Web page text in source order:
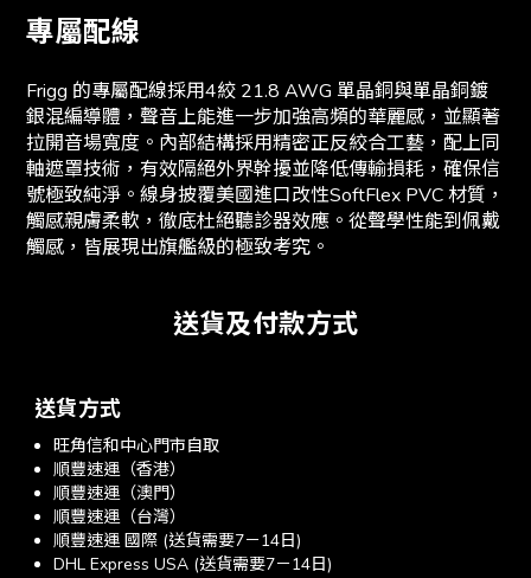
專屬配線
Frigg 的專屬配線採用4絞 21.8 AWG 單晶銅與單晶銅鍍
銀混編導體，聲音上能進一步加強高頻的華麗感，並顯著
拉開音場寬度。內部結構採用精密正反絞合工藝，配上同
軸遮罩技術，有效隔絕外界幹擾並降低傳輸損耗，確保信
號極致純淨。線身披覆美國進口改性SoftFlex PVC 材質，
觸感親膚柔軟，徹底杜絕聽診器效應。從聲學性能到佩戴
觸感，皆展現出旗艦級的極致考究。
送貨及付款方式
送貨方式
旺角信和中心門市自取
順豐速運（香港）
順豐速運（澳門）
順豐速運（台灣）
順豐速運 國際 (送貨需要7－14日)
DHL Express USA (送貨需要7－14日)